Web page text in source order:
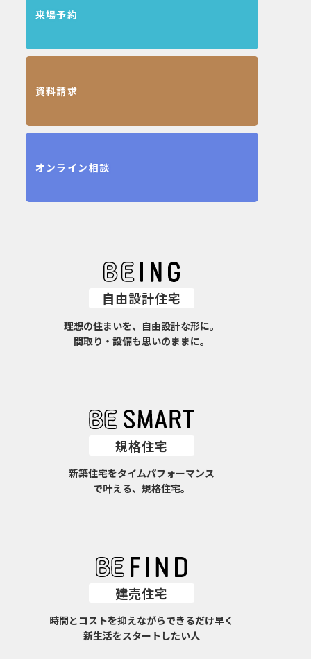
来場予約
資料請求
オンライン相談
自由設計住宅
理想の住まいを、自由設計な形に。
間取り・設備も思いのままに。
規格住宅
新築住宅をタイムパフォーマンス
で叶える、規格住宅。
建売住宅
時間とコストを抑えながらできるだけ早く
新生活をスタートしたい人